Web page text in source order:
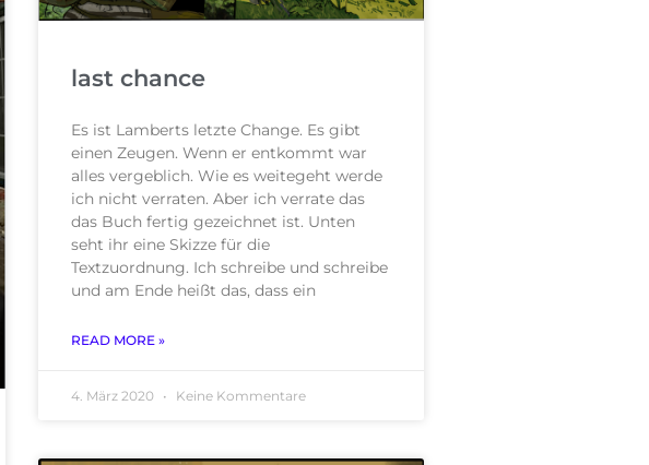
last chance
Es ist Lamberts letzte Change. Es gibt
einen Zeugen. Wenn er entkommt war
alles vergeblich. Wie es weitegeht werde
ich nicht verraten. Aber ich verrate das
das Buch fertig gezeichnet ist. Unten
seht ihr eine Skizze für die
Textzuordnung. Ich schreibe und schreibe
und am Ende heißt das, dass ein
READ MORE »
4. März 2020 Keine Kommentare